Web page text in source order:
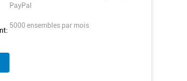
PayPal
5000 ensembles par mois